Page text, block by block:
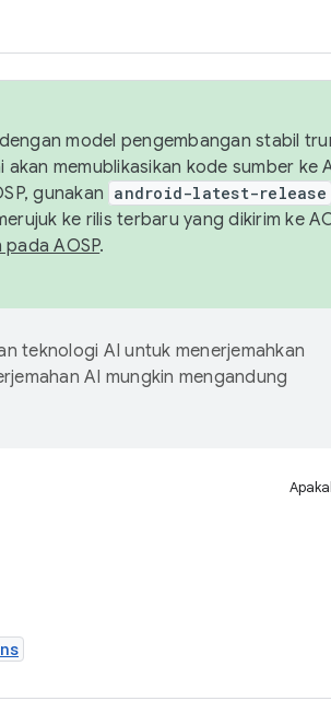
model pengembangan stabil
memublikasikan kode sumber ke
gunakan android-latest-release
ke rilis terbaru yang dikirim ke
pada AOSP.
teknologi AI untuk menerjemahkan
AI mungkin mengandung